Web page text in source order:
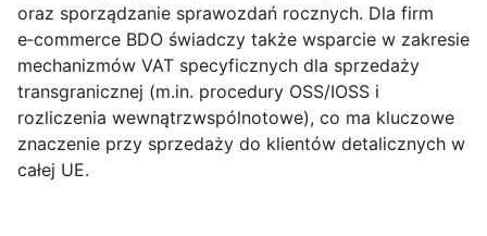
oraz sporządzanie sprawozdań rocznych. Dla firm
e‑commerce BDO świadczy także wsparcie w zakresie
mechanizmów VAT specyficznych dla sprzedaży
transgranicznej (m.in. procedury OSS/IOSS i
rozliczenia wewnątrzwspólnotowe), co ma kluczowe
znaczenie przy sprzedaży do klientów detalicznych w
całej UE.